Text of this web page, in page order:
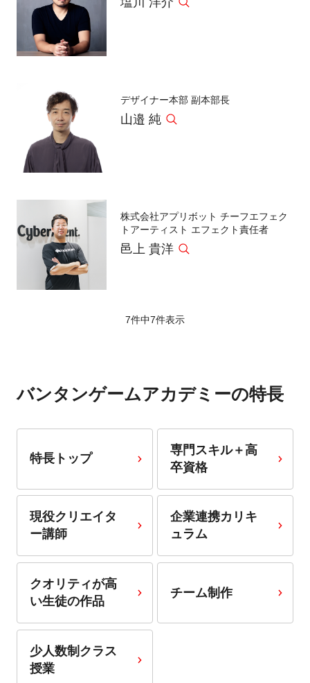
デザイナー本部 副本部長
山邉 純
株式会社アプリボット チーフエフェク
トアーティスト エフェクト責任者
邑上 貴洋
7件中7件表示
バンタンゲームアカデミーの特長
特長トップ
専門スキル＋高
卒資格
現役クリエイタ
ー講師
企業連携カリキ
ュラム
クオリティが高
い生徒の作品
チーム制作
少人数制クラス
授業